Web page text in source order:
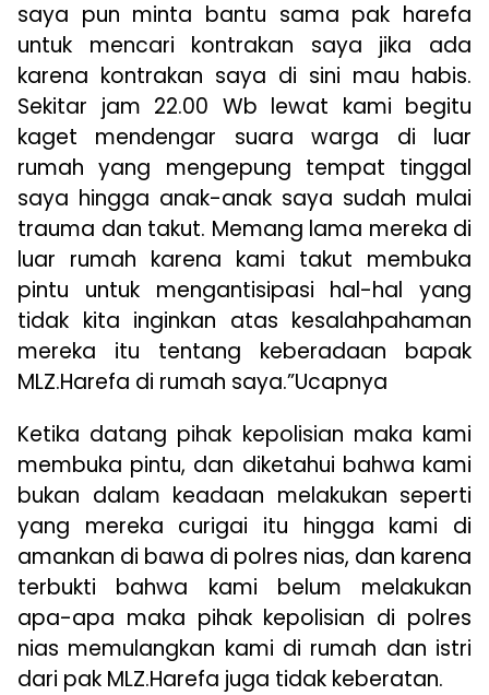
saya pun minta bantu sama pak harefa
untuk mencari kontrakan saya jika ada
karena kontrakan saya di sini mau habis.
Sekitar jam 22.00 Wb lewat kami begitu
kaget mendengar suara warga di luar
rumah yang mengepung tempat tinggal
saya hingga anak-anak saya sudah mulai
trauma dan takut. Memang lama mereka di
luar rumah karena kami takut membuka
pintu untuk mengantisipasi hal-hal yang
tidak kita inginkan atas kesalahpahaman
mereka itu tentang keberadaan bapak
MLZ.Harefa di rumah saya.”Ucapnya
Ketika datang pihak kepolisian maka kami
membuka pintu, dan diketahui bahwa kami
bukan dalam keadaan melakukan seperti
yang mereka curigai itu hingga kami di
amankan di bawa di polres nias, dan karena
terbukti bahwa kami belum melakukan
apa-apa maka pihak kepolisian di polres
nias memulangkan kami di rumah dan istri
dari pak MLZ.Harefa juga tidak keberatan.